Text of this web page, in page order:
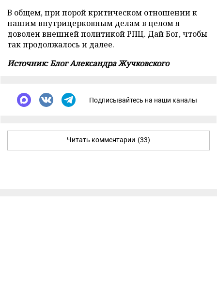
В общем, при порой критическом отношении к
нашим внутрицерковным делам в целом я
доволен внешней политикой РПЦ. Дай Бог, чтобы
так продолжалось и далее.
Источник:Блог Александра Жучковского
Подписывайтесь на наши каналы
Читать комментарии (33)